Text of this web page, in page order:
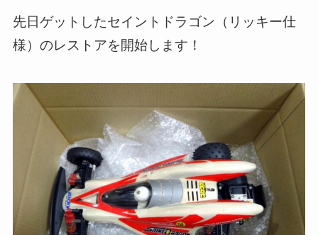
先日ゲットしたセイントドラゴン（リッキー仕
様）のレストアを開始します！